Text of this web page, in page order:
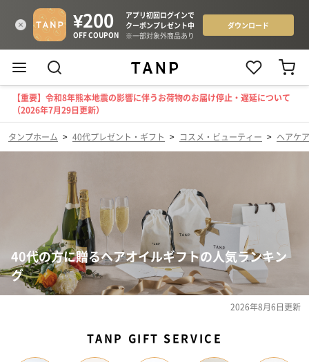
【重要】令和8年熊本地震の影響に伴うお荷物のお届け停止・遅延について
（2026年7月29日更新）
タンプホーム > 40代プレゼント・ギフト > コスメ・ビューティー > ヘアケア
40代の方に贈るヘアオイルギフトの人気ランキン
グ
2026年8月6日更新
TANP GIFT SERVICE